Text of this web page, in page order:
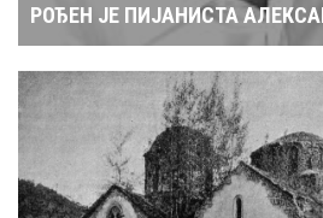
РОЂЕН ЈЕ ПИЈАНИСТА